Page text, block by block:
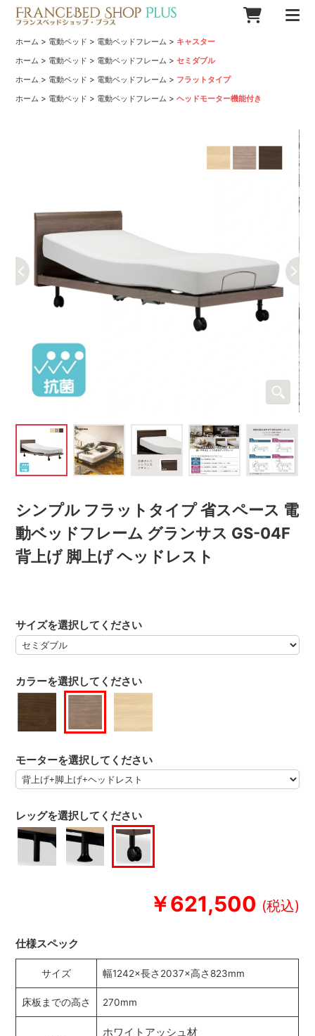
ホーム > 電動ベッド > 電動ベッドフレーム > キャスター
ホーム > 電動ベッド > 電動ベッドフレーム >セミダブル
ホーム > 電動ベッド > 電動ベッドフレーム > フラットタイプ
ホーム > 電動ベッド > 電動ベッドフレーム >ヘッドモーター機能付き
シンプル フラットタイプ 省スペース 電
動ベッドフレーム グランサス GS-04F
背上げ 脚上げ ヘッドレスト
￥621,500
カラーを選択してください
サイズを選択してください
モーターを選択してください
レッグを選択してください
仕様スペック
サイズ 幅1242×長さ2037×高さ823mm
床板までの高さ 270mm
ホワイトアッシュ材